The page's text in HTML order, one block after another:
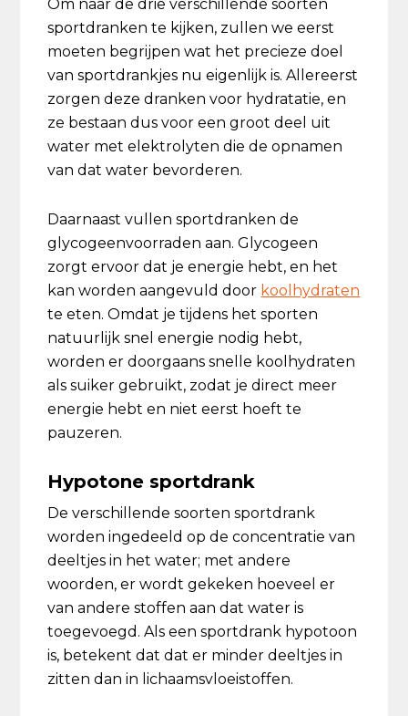
Om naar de drie verschillende soorten
sportdranken te kijken, zullen we eerst
moeten begrijpen wat het precieze doel
van sportdrankjes nu eigenlijk is. Allereerst
zorgen deze dranken voor hydratatie, en
ze bestaan dus voor een groot deel uit
water met elektrolyten die de opnamen
van dat water bevorderen.
Daarnaast vullen sportdranken de
glycogeenvoorraden aan. Glycogeen
zorgt ervoor dat je energie hebt, en het
kan worden aangevuld door koolhydraten
te eten. Omdat je tijdens het sporten
natuurlijk snel energie nodig hebt,
worden er doorgaans snelle koolhydraten
als suiker gebruikt, zodat je direct meer
energie hebt en niet eerst hoeft te
pauzeren.
Hypotone sportdrank
De verschillende soorten sportdrank
worden ingedeeld op de concentratie van
deeltjes in het water; met andere
woorden, er wordt gekeken hoeveel er
van andere stoffen aan dat water is
toegevoegd. Als een sportdrank hypotoon
is, betekent dat dat er minder deeltjes in
zitten dan in lichaamsvloeistoffen.